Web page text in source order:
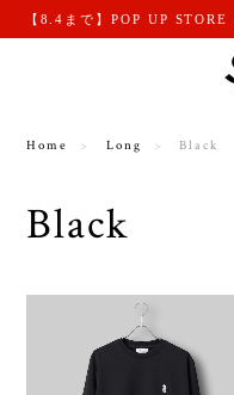
【8.4まで】POP UP
Home Long Black
Black